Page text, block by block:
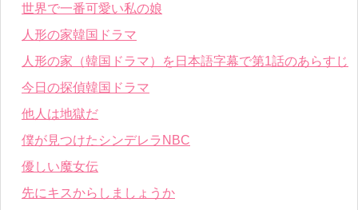
世界で一番可愛い私の娘
人形の家韓国ドラマ
人形の家（韓国ドラマ）を日本語字幕で第1話のあらすじ
今日の探偵韓国ドラマ
他人は地獄だ
僕が見つけたシンデレラNBC
優しい魔女伝
先にキスからしましょうか